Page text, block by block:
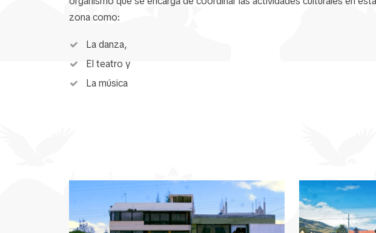
zona como:
La danza,
El teatro y
La música